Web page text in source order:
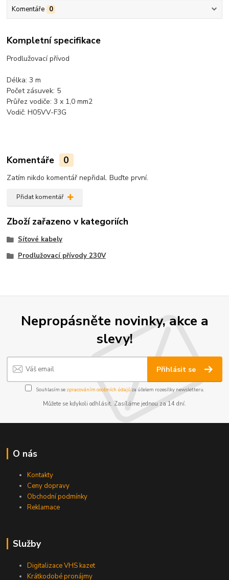
Komentáře 0
Kompletní specifikace
Prodlužovací přívod
Délka: 3 m
Počet zásuvek: 5
Průřez vodiče: 3 x 1,0 mm2
Vodič: H05VV-F3G
Komentáře 0
Zatím nikdo komentář nepřidal. Buďte první.
Přidat komentář
Zboží zařazeno v kategoriích
Síťové kabely
Prodlužovací přívody 230V
Nepropásněte novinky, akce a
slevy!
Přihlásit se
Souhlasím se zpracováním osobních údajůza účelem rozesílky newsletteru.
Můžete se kdykoli odhlásit. Zasíláme jednou za 14 dní.
O nás
Kontakty
Ceny dopravy
Obchodní podmínky
Reklamace
Služby
Digitalizace VHS kazet
Krátkodobé pronájmy